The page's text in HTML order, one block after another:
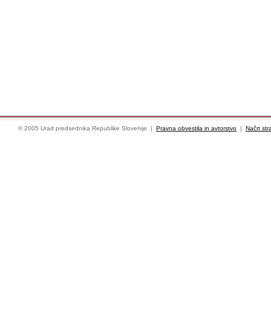
© 2005 Urad predsednika Republike Slovenije | Pravna obvestila in avtorstvo | Načrt